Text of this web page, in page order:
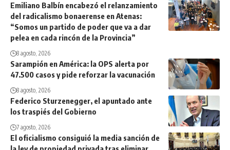
Emiliano Balbín encabezó el relanzamiento
del radicalismo bonaerense en Atenas:
“Somos un partido de poder que va a dar
pelea en cada rincón de la Provincia”
8 agosto, 2026
Sarampión en América: la OPS alerta por
47.500 casos y pide reforzar la vacunación
8 agosto, 2026
Federico Sturzenegger, el apuntado ante
los traspiés del Gobierno
7 agosto, 2026
El oficialismo consiguió la media sanción de